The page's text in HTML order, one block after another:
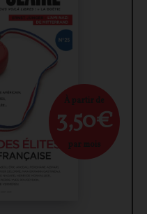
À partir de
3,50€
par mois